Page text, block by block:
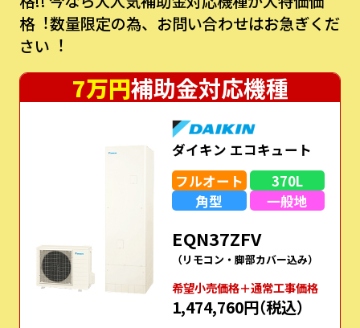
格︕数量限定の為、お問い合わせはお急ぎくだ
さい︕
7万円補助金対応機種
ダイキン エコキュート
フルオート
370L
角型
一般地
EQN37ZFV
（リモコン・脚部カバー込み）
希望⼩売価格＋通常⼯事価格
1,474,760円（税込）